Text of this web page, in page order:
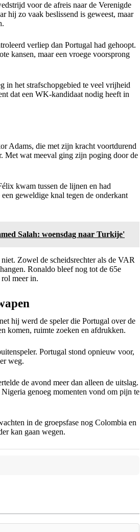
voor de afreis naar de Verenigde
hij zo vaak beslissend is geweest, maar
verliep dan Portugal had gehoopt.
kansen, maar een vroege voorsprong
in het strafschopgebied te veel vrijheid
dat een WK-kandidaat nodig heeft in
Adams, die met zijn kracht voortdurend
Met wat meeval ging zijn poging door de
kwam tussen de lijnen en had
geweldige knal tegen de onderkant
Salah: woensdag naar Turkije'
Zowel de scheidsrechter als de VAR
Ronaldo bleef nog tot de 65e
meer in.
hij werd de speler die Portugal over de
komen, ruimte zoeken en afdrukken.
Portugal stond opnieuw voor,
weg.
de avond meer dan alleen de uitslag.
genoeg momenten vond om pijn te
in de groepsfase nog Colombia en
kan gaan wegen.